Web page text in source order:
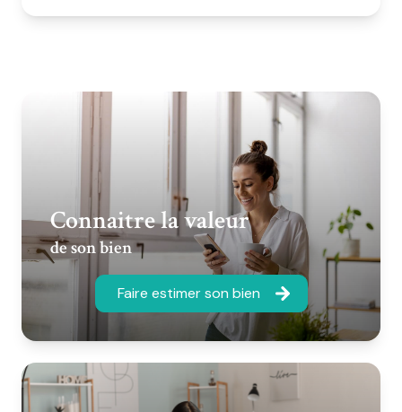
Connaitre la valeur
de son bien
Faire estimer son bien